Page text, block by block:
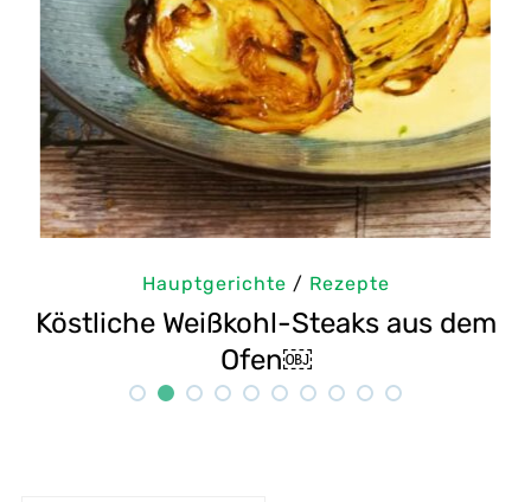
Hauptgerichte / Rezepte
Köstliche Weißkohl-Steaks aus dem
Ofen￼